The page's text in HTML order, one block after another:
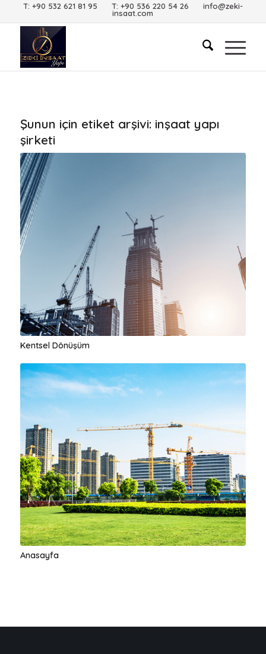
T: +90 532 621 81 95 T: +90 536 220 54 26 info@zeki-
insaat.com
Şunun için etiket arşivi: inşaat yapı
şirketi
Kentsel Dönüşüm
Anasayfa